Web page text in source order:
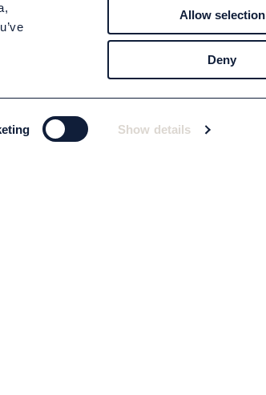
Show details
Allow selection
Deny